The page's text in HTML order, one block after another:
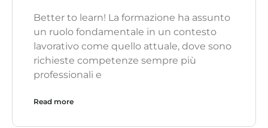
Better to learn! La formazione ha assunto
un ruolo fondamentale in un contesto
lavorativo come quello attuale, dove sono
richieste competenze sempre più
professionali e
Read more